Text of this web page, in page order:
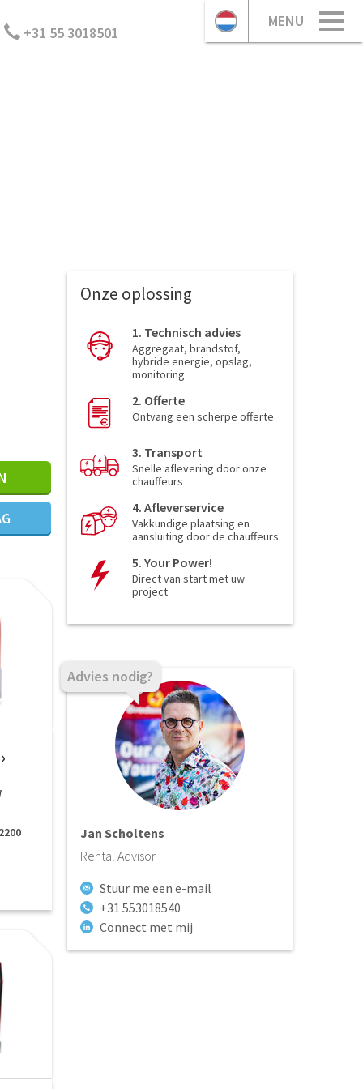
MENU
+31 55 3018501
Onze oplossing
1. Technisch advies
Aggregaat, brandstof,
hybride energie, opslag,
monitoring
2. Offerte
Ontvang een scherpe offerte
3. Transport
Snelle aflevering door onze
chauffeurs
4. Afleverservice
Vakkundige plaatsing en
aansluiting door de chauffeurs
5. Your Power!
Direct van start met uw
project
Advies nodig?
Jan Scholtens
Rental Advisor
Stuur me een e-mail
+31 553018540
Connect met mij